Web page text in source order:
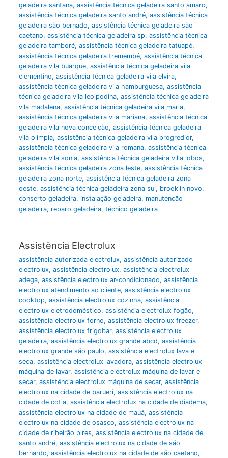
geladeira santana, assistência técnica geladeira santo amaro,
assistência técnica geladeira santo andré, assistência técnica
geladeira são bernado, assistência técnica geladeira são
caetano, assistência técnica geladeira sp, assistência técnica
geladeira tamboré, assistência técnica geladeira tatuapé,
assistência técnica geladeira tremembé, assistência técnica
geladeira vila buarque, assistência técnica geladeira vila
clementino, assistência técnica geladeira vila elvira,
assistência técnica geladeira vila hamburguesa, assistência
técnica geladeira vila leolpodina, assistência técnica geladeira
vila madalena, assistência técnica geladeira vila maria,
assistência técnica geladeira vila mariana, assistência técnica
geladeira vila nova conceição, assistência técnica geladeira
vila olímpia, assistência técnica geladeira vila progredior,
assistência técnica geladeira vila romana, assistência técnica
geladeira vila sonia, assistência técnica geladeira villa lobos,
assistência técnica geladeira zona leste, assistência técnica
geladeira zona norte, assistência técnica geladeira zona
oeste, assistência técnica geladeira zona sul, brooklin novo,
conserto geladeira, instalação geladeira, manutenção
geladeira, reparo geladeira, técnico geladeira
Assistência Electrolux
assistência autorizada electrolux, assistência autorizado
electrolux, assistência electrolux, assistência electrolux
adega, assistência electrolux ar-condicionado, assistência
electrolux atendimento ao cliente, assistência electrolux
cooktop, assistência electrolux cozinha, assistência
electrolux eletrodoméstico, assistência electrolux fogão,
assistência electrolux forno, assistência electrolux freezer,
assistência electrolux frigobar, assistência electrolux
geladeira, assistência electrolux grande abcd, assistência
electrolux grande são paulo, assistência electrolux lava e
seca, assistência electrolux lavadora, assistência electrolux
máquina de lavar, assistência electrolux máquina de lavar e
secar, assistência electrolux máquina de secar, assistência
electrolux na cidade de barueri, assistência electrolux na
cidade de cotia, assistência electrolux na cidade de diadema,
assistência electrolux na cidade de mauá, assistência
electrolux na cidade de osasco, assistência electrolux na
cidade de ribeirão pires, assistência electrolux na cidade de
santo andré, assistência electrolux na cidade de são
bernardo, assistência electrolux na cidade de são caetano,